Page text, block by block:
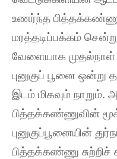
உணர்ந்த
மரத்தடிப்பக்கம்
வேளையாக முதல்நாள்
புனுகுப் பூனை ஒன்று
இடம் மிகவும்
பித்தக்கண்ணுவின்
புனுகுப்பூனையின்
பித்தக்கண்ணு சுற்றிச்